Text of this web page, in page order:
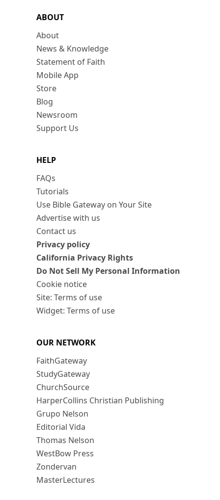
ABOUT
About
News & Knowledge
Statement of Faith
Mobile App
Store
Blog
Newsroom
Support Us
HELP
FAQs
Tutorials
Use Bible Gateway on Your Site
Advertise with us
Contact us
Privacy policy
California Privacy Rights
Do Not Sell My Personal Information
Cookie notice
Site: Terms of use
Widget: Terms of use
OUR NETWORK
FaithGateway
StudyGateway
ChurchSource
HarperCollins Christian Publishing
Grupo Nelson
Editorial Vida
Thomas Nelson
WestBow Press
Zondervan
MasterLectures